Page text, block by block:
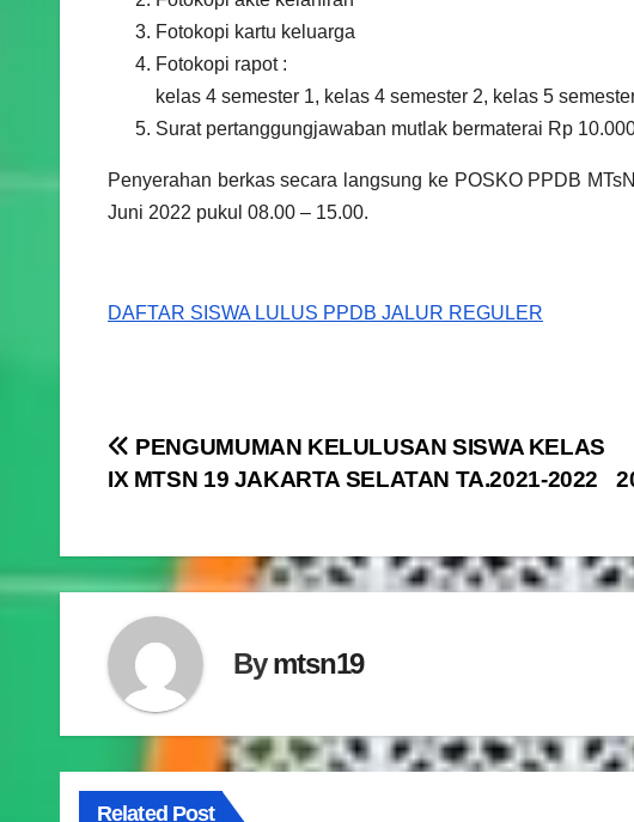
Fotokopi kartu keluarga
Fotokopi rapot :
kelas 4 semester 1, kelas 4 semester 2, kelas 5
Surat pertanggungjawaban mutlak bermaterai Rp
Penyerahan berkas secara langsung ke POSKO PPDB
Juni 2022 pukul 08.00 – 15.00.
DAFTAR SISWA LULUS PPDB JALUR REGULER
Navigasi
PENGUMUMAN KELULUSAN SISWA KELAS
IX MTSN 19 JAKARTA SELATAN TA.2021-2022
Bymtsn19
Related Post